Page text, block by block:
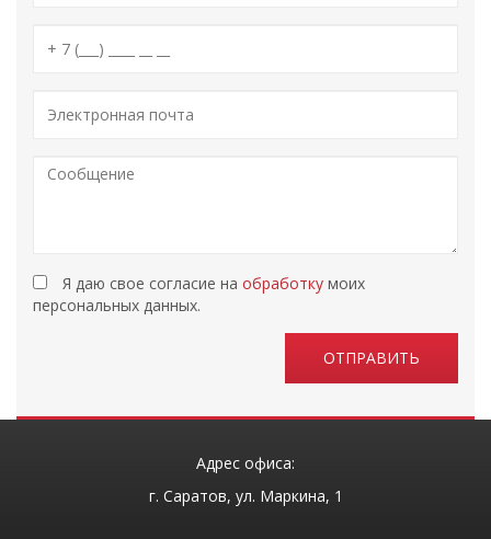
Я даю свое согласие на обработку моих
персональных данных.
ОТПРАВИТЬ
Адрес офиса:
г. Cаратов, ул. Маркина, 1